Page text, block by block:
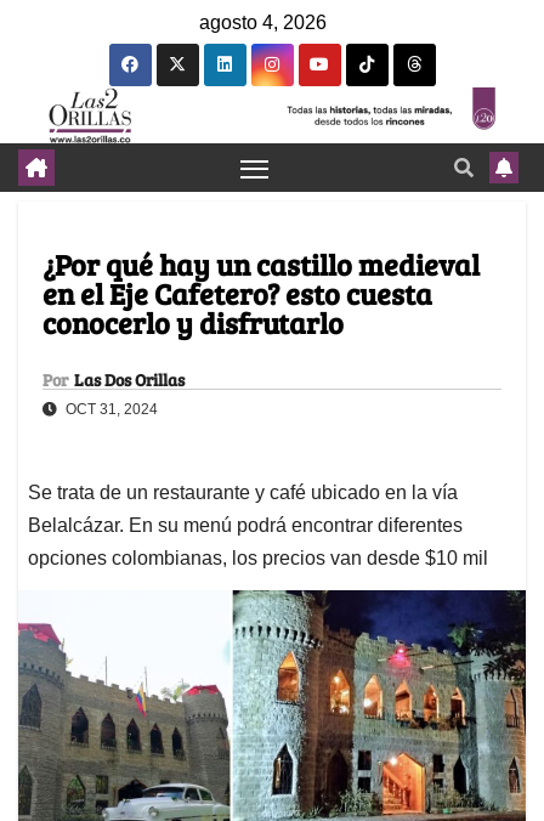
agosto 4, 2026
¿Por qué hay un castillo medieval
en el Eje Cafetero? esto cuesta
conocerlo y disfrutarlo
Por Las Dos Orillas
OCT 31, 2024
Se trata de un restaurante y café ubicado en la vía
Belalcázar. En su menú podrá encontrar diferentes
opciones colombianas, los precios van desde $10 mil